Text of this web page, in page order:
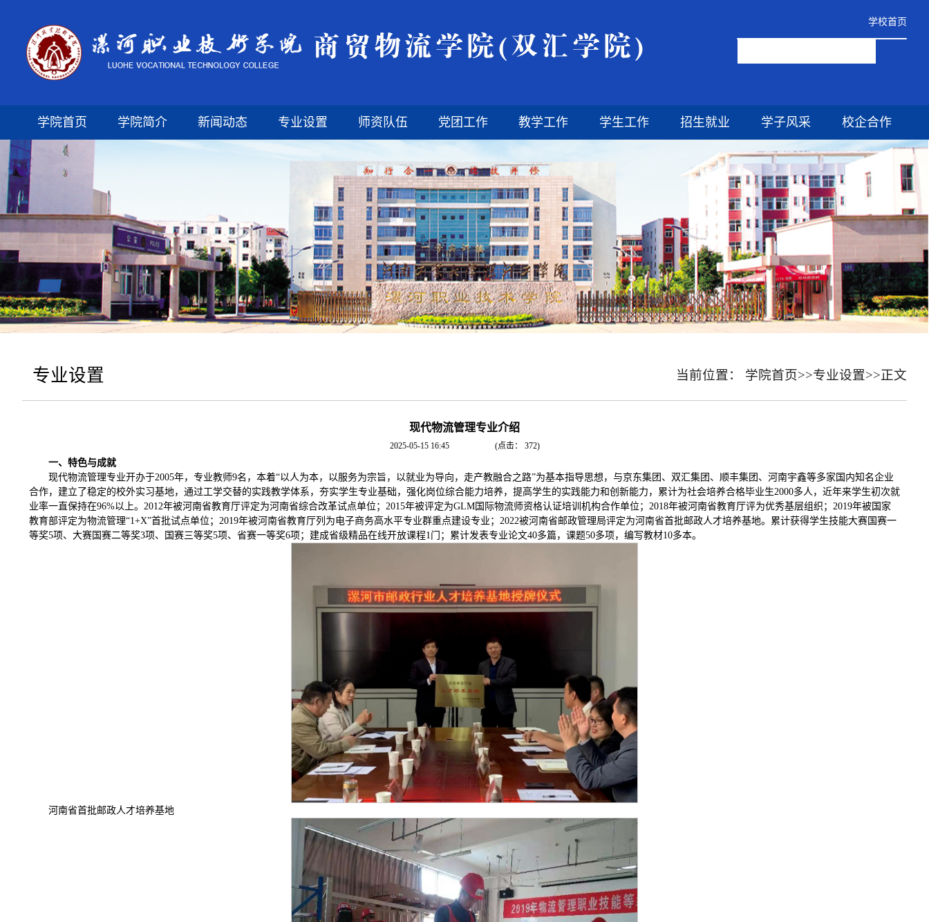
学校首页
学院首页 学院简介 新闻动态 专业设置 师资队伍 党团工作 教学工作 学生工作 招生就业 学子风采 校企合作
专业设置 当前位置： 学院首页>>专业设置>>正文
现代物流管理专业介绍
2025-05-15 16:45 (点击： 372)
一、 特色与成就
现代物流管理专业开办于2005年，专业教师9名，本着“以人为本，以服务为宗旨，以就业为导向，走产教融合之路”为基本指导思想，与京东集团、双汇集团、顺丰集团、河南宇鑫等多家国内知名企业
合作，建立了稳定的校外实习基地，通过工学交替的实践教学体系，夯实学生专业基础，强化岗位综合能力培养，提高学生的实践能力和创新能力，累计为社会培养合格毕业生2000多人，近年来学生初次就
业率一直保持在96%以上。2012年被河南省教育厅评定为河南省综合改革试点单位；2015年被评定为GLM国际物流师资格认证培训机构合作单位；2018年被河南省教育厅评为优秀基层组织；2019年被国家
教育部评定为物流管理“1+X”首批试点单位；2019年被河南省教育厅列为电子商务高水平专业群重点建设专业；2022被河南省邮政管理局评定为河南省首批邮政人才培养基地。累计获得学生技能大赛国赛一
等奖5项、大赛国赛二等奖3项、国赛三等奖5项、省赛一等奖6项；建成省级精品在线开放课程1门；累计发表专业论文40多篇，课题50多项，编写教材10多本。
河南省首批邮政人才培养基地